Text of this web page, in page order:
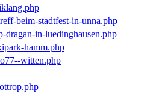
beim-stadtfest-in-unna.php
dragan-in-luedinghausen.php
hamm.php
witten.php